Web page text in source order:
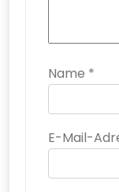
Name *
E-Mail-